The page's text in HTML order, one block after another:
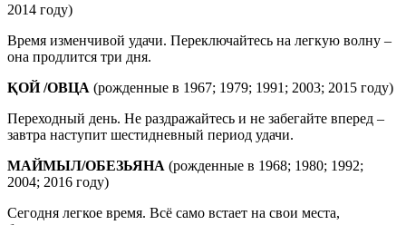
2014 году)
Время изменчивой удачи. Переключайтесь на легкую волну –
она продлится три дня.
ҚОЙ/ОВЦА (рожденные в 1967; 1979; 1991; 2003; 2015 году)
Переходный день. Не раздражайтесь и не забегайте вперед –
завтра наступит шестидневный период удачи.
МАЙМЫЛ/ОБЕЗЬЯНА (рожденные в 1968; 1980; 1992;
2004; 2016 году)
Сегодня легкое время. Всё само встает на свои места,